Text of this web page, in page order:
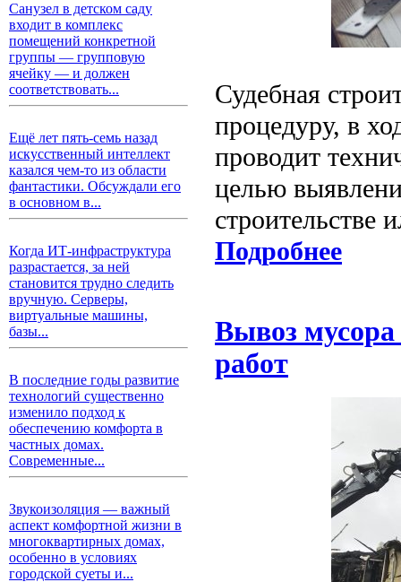
Санузел в детском саду
входит в комплекс
помещений конкретной
группы — групповую
ячейку — и должен
соответствовать...
Ещё лет пять-семь назад
искусственный интеллект
казался чем-то из области
фантастики. Обсуждали его
в основном в...
Когда ИТ-инфраструктура
разрастается, за ней
становится трудно следить
вручную. Серверы,
виртуальные машины,
базы...
В последние годы развитие
технологий существенно
изменило подход к
обеспечению комфорта в
частных домах.
Современные...
Звукоизоляция — важный
аспект комфортной жизни в
многоквартирных домах,
особенно в условиях
городской суеты и...
Судебная
процедуру, в
проводит
целью
строительстве
Подробнее
Вывоз мусора
работ